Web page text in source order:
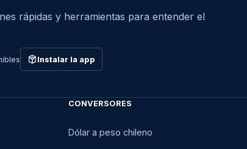
rápidas y herramientas para entender el
Instalar la app
CONVERSORES
Dólar a peso chileno